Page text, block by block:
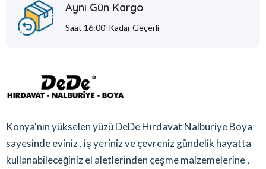
Aynı Gün Kargo
Saat 16:00' Kadar Geçerli
Konya'nın yükselen yüzü DeDe Hırdavat Nalburiye Boya
sayesinde eviniz , iş yeriniz ve çevreniz gündelik hayatta
kullanabileceğiniz el aletlerinden çeşme malzemelerine ,